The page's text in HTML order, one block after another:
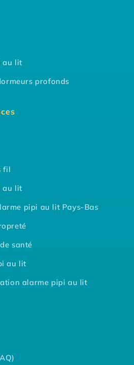
au lit
profonds
fil
au lit
pipi au lit Pays-Bas
santé
au lit
alarme pipi au lit